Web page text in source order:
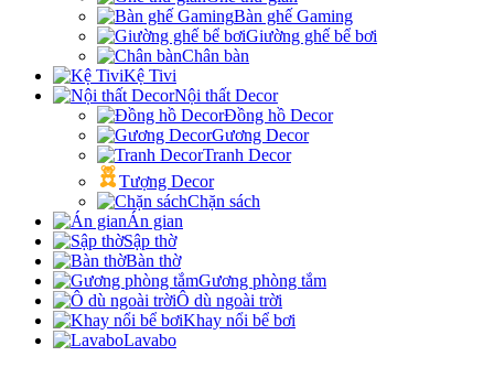
Bàn ghế Gaming
Giường ghế bể bơi
Chân bàn
Kệ Tivi
Nội thất Decor
Đồng hồ Decor
Gương Decor
Tranh Decor
Tượng Decor
Chặn sách
Án gian
Sập thờ
Bàn thờ
Gương phòng tắm
Ô dù ngoài trời
Khay nổi bể bơi
Lavabo